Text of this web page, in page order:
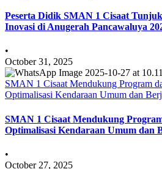
Peserta Didik SMAN 1 Cisaat
Inovasi di Anugerah Pancawaluya
•
October 31, 2025
SMAN 1 Cisaat Mendukung Program
Optimalisasi Kendaraan Umum dan
SMAN 1 Cisaat Mendukung
Optimalisasi Kendaraan Umum dan
•
October 27, 2025